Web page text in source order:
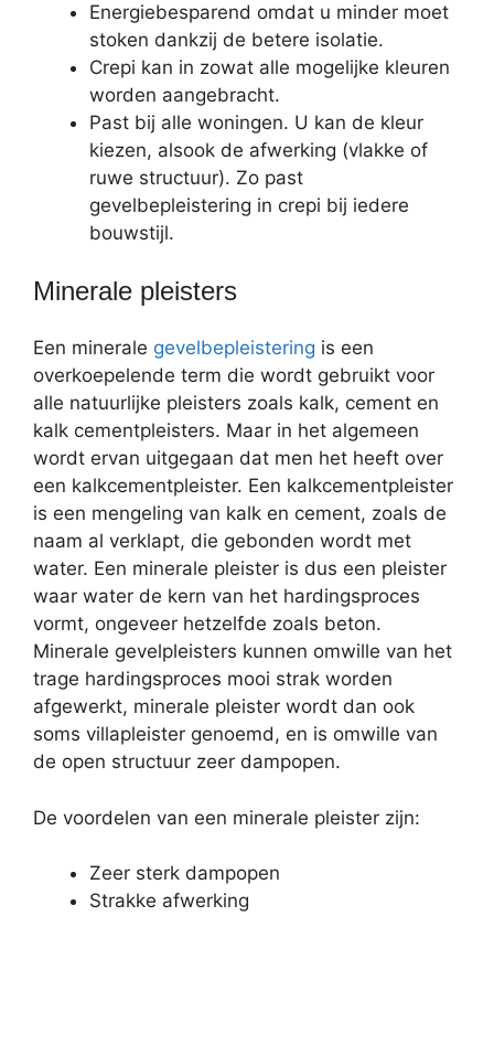
Energiebesparend omdat u minder moet
stoken dankzij de betere isolatie.
Crepi kan in zowat alle mogelijke kleuren
worden aangebracht.
Past bij alle woningen. U kan de kleur
kiezen, alsook de afwerking (vlakke of
ruwe structuur). Zo past
gevelbepleistering in crepi bij iedere
bouwstijl.
Minerale pleisters
Een minerale gevelbepleistering is een
overkoepelende term die wordt gebruikt voor
alle natuurlijke pleisters zoals kalk, cement en
kalk cementpleisters. Maar in het algemeen
wordt ervan uitgegaan dat men het heeft over
een kalkcementpleister. Een kalkcementpleister
is een mengeling van kalk en cement, zoals de
naam al verklapt, die gebonden wordt met
water. Een minerale pleister is dus een pleister
waar water de kern van het hardingsproces
vormt, ongeveer hetzelfde zoals beton.
Minerale gevelpleisters kunnen omwille van het
trage hardingsproces mooi strak worden
afgewerkt, minerale pleister wordt dan ook
soms villapleister genoemd, en is omwille van
de open structuur zeer dampopen.
De voordelen van een minerale pleister zijn:
Zeer sterk dampopen
Strakke afwerking